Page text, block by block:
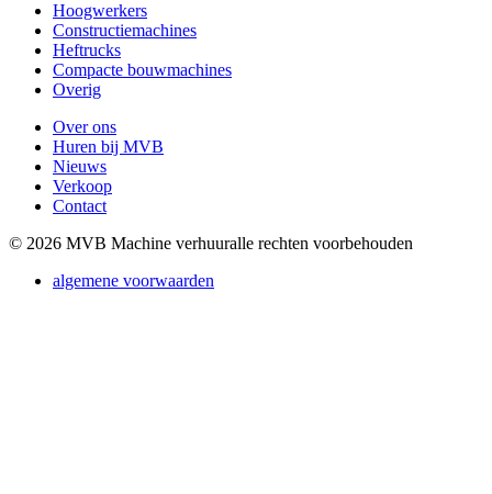
Hoogwerkers
Constructiemachines
Heftrucks
Compacte bouwmachines
Overig
Over ons
Huren bij MVB
Nieuws
Verkoop
Contact
© 2026 MVB Machine verhuuralle rechten voorbehouden
algemene voorwaarden